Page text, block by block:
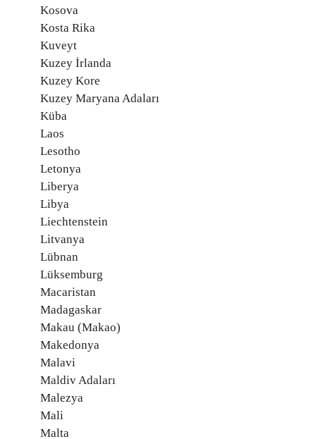
Kosova
Kosta Rika
Kuveyt
Kuzey İrlanda
Kuzey Kore
Kuzey Maryana Adaları
Küba
Laos
Lesotho
Letonya
Liberya
Libya
Liechtenstein
Litvanya
Lübnan
Lüksemburg
Macaristan
Madagaskar
Makau (Makao)
Makedonya
Malavi
Maldiv Adaları
Malezya
Mali
Malta